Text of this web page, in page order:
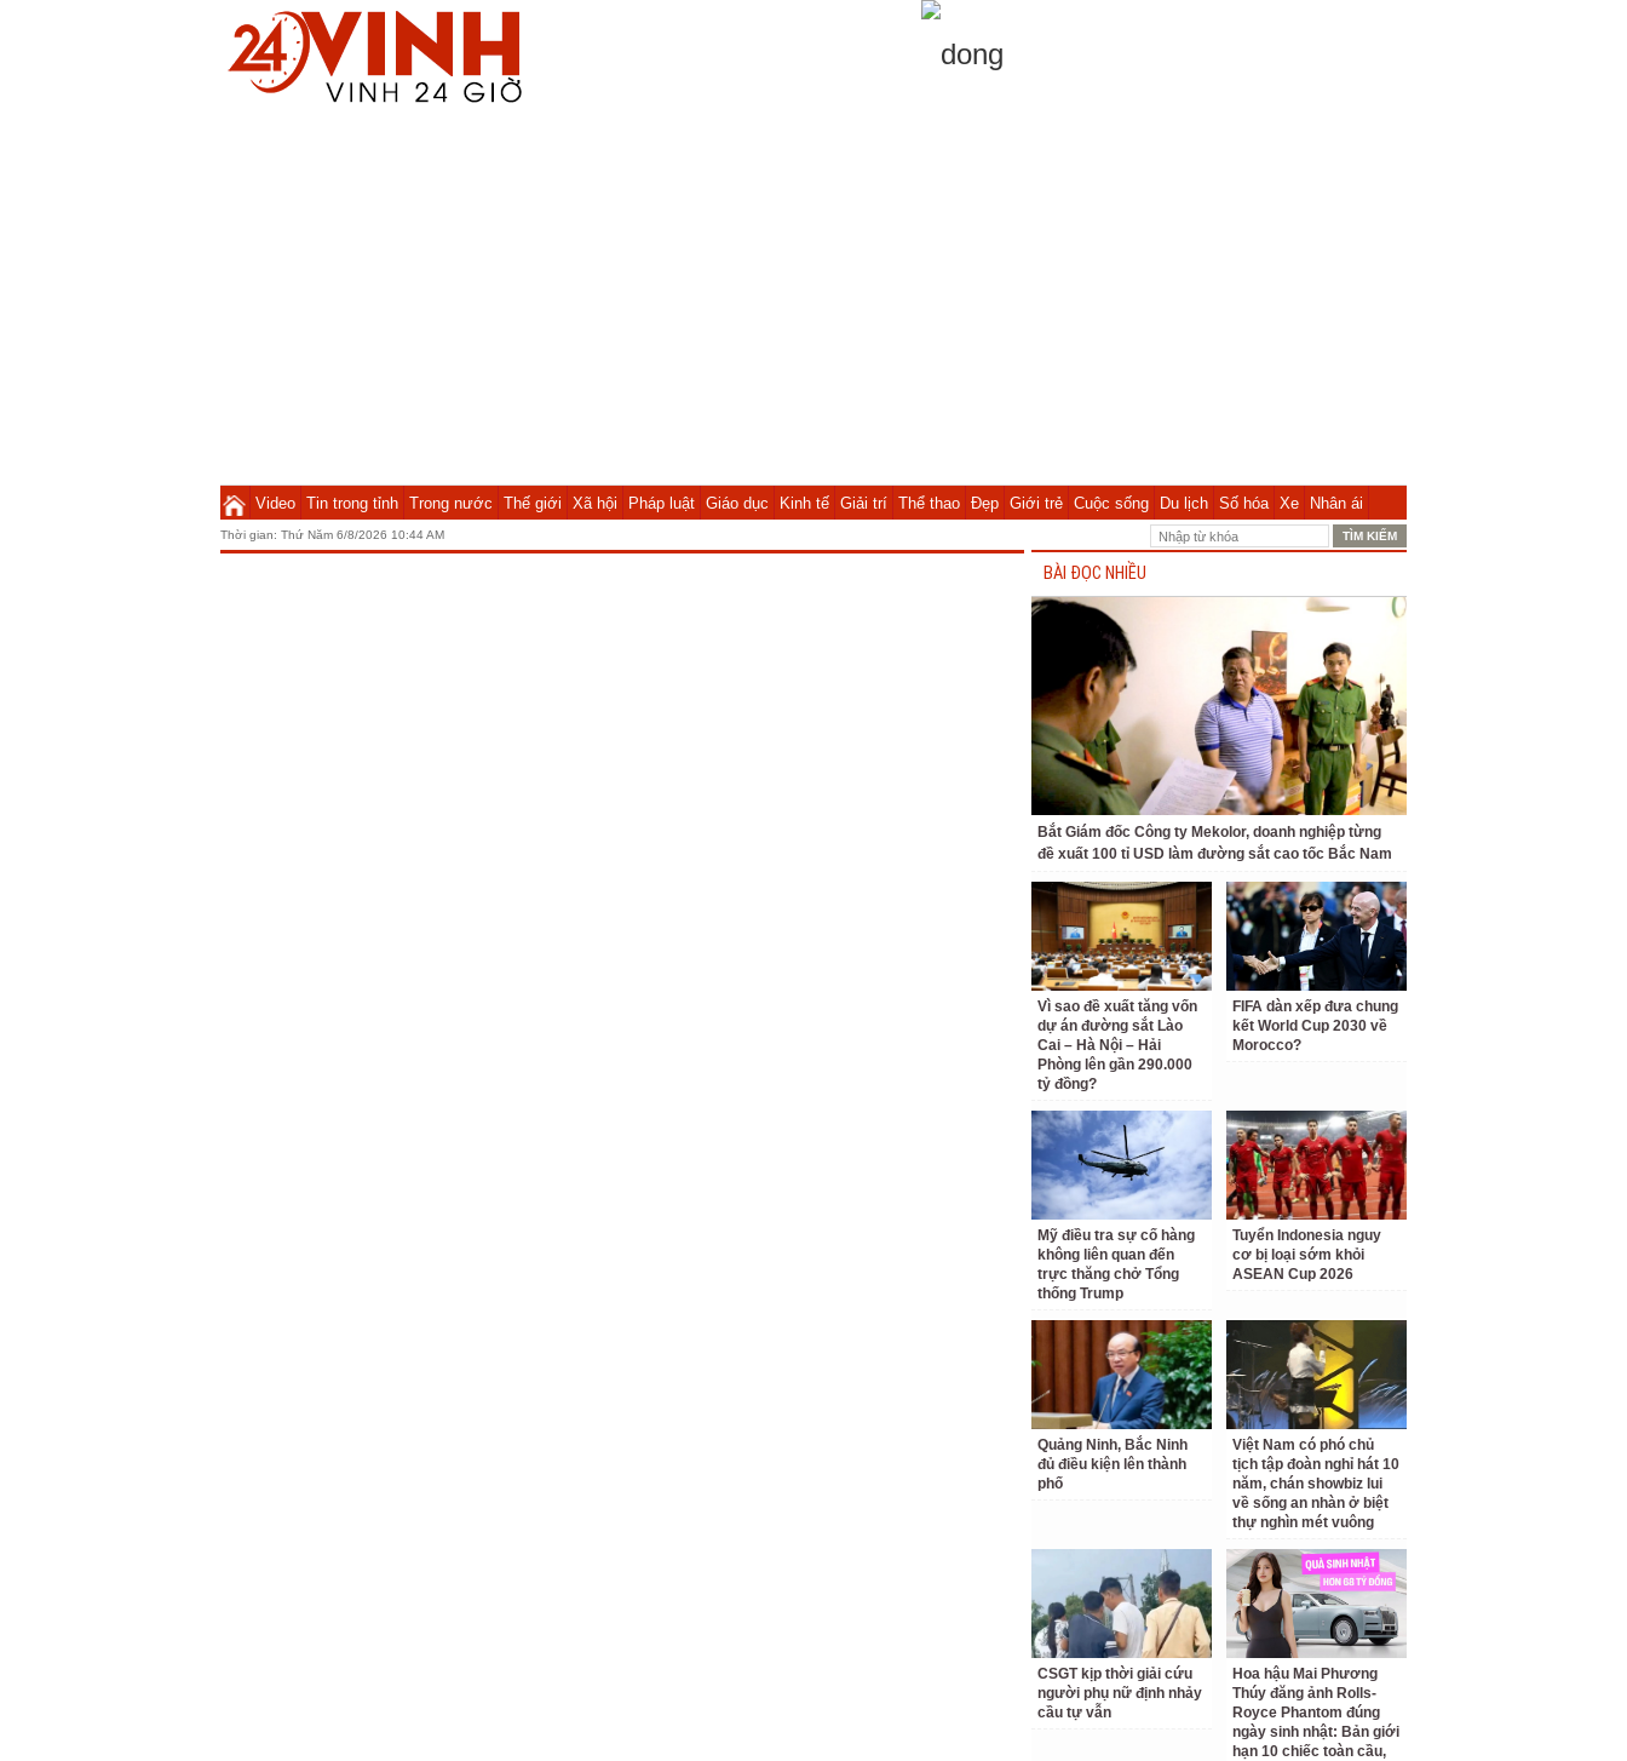
Video Tin trong tỉnh Trong nước Thế giới Xã hội Pháp luật Giáo dục Kinh tế Giải trí Thể thao Đẹp Giới trẻ Cuộc sống Du lịch Số hóa Xe Nhân ái
Thời gian: Thứ Năm 6/8/2026 10:44 AM
BÀI ĐỌC NHIỀU
Bắt Giám đốc Công ty Mekolor, doanh nghiệp từng
đề xuất 100 tỉ USD làm đường sắt cao tốc Bắc Nam
Vì sao đề xuất tăng vốn
dự án đường sắt Lào
Cai – Hà Nội – Hải
Phòng lên gần 290.000
tỷ đồng?
FIFA dàn xếp đưa chung
kết World Cup 2030 về
Morocco?
Mỹ điều tra sự cố hàng
không liên quan đến
trực thăng chở Tổng
thống Trump
Tuyển Indonesia nguy
cơ bị loại sớm khỏi
ASEAN Cup 2026
Quảng Ninh, Bắc Ninh
đủ điều kiện lên thành
phố
Việt Nam có phó chủ
tịch tập đoàn nghỉ hát 10
năm, chán showbiz lui
về sống an nhàn ở biệt
thự nghìn mét vuông
CSGT kịp thời giải cứu
người phụ nữ định nhảy
cầu tự vẫn
Hoa hậu Mai Phương
Thúy đăng ảnh Rolls-
Royce Phantom đúng
ngày sinh nhật: Bản giới
hạn 10 chiếc toàn cầu,